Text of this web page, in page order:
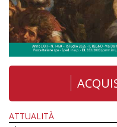
ATTUALITÀ